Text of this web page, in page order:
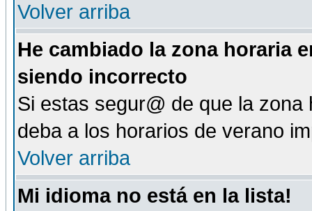
Volver arriba
He cambiado la zona horaria
siendo incorrecto
Si estas segur@ de que la
deba a los horarios de verano
Volver arriba
Mi idioma no está en la lista!